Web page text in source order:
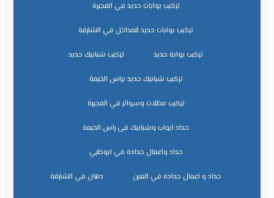
تركيب بوابات حديد في الفجيرة
تركيب بوابات حديد للمداخل في الشارقة
تركيب بوابة حديد تركيب شبابيك حديد
تركيب شبابيك حديد براس الخيمة
تركيب مظلات وسواتر في الفجيرة
حداد ابواب وشبابيك فى راس الخيمة
حداد واعمال حدادة في ابوظبي
حداد و اعمال حداده في العين دهان في الشارقة